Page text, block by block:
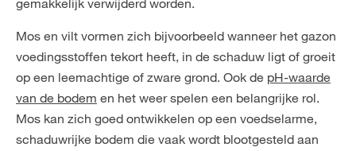
gemakkelijk verwijderd worden.
Mos en vilt vormen zich bijvoorbeeld wanneer het gazon
voedingsstoffen tekort heeft, in de schaduw ligt of groeit
op een leemachtige of zware grond. Ook de pH-waarde
van de bodem en het weer spelen een belangrijke rol.
Mos kan zich goed ontwikkelen op een voedselarme,
schaduwrijke bodem die vaak wordt blootgesteld aan